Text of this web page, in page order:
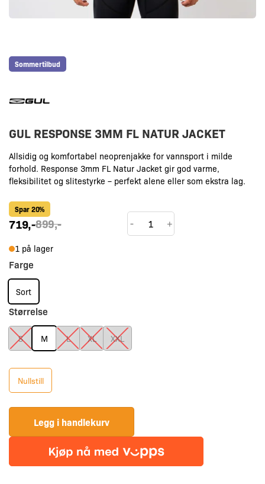
Sommertilbud
GUL RESPONSE 3MM FL NATUR JACKET
Allsidig og komfortabel neoprenjakke for vannsport i milde
forhold. Response 3mm FL Natur Jacket gir god varme,
fleksibilitet og slitestyrke – perfekt alene eller som ekstra lag.
Spar 20%
899,-
719,-
RESPONSE
- +
1 på lager
Farge
Sort
Størrelse
S M L XL XXL
Nullstill
Legg i handlekurv